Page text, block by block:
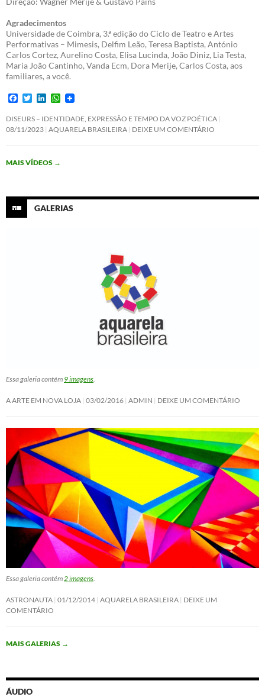
Agradecimentos
Universidade de Coimbra, 3.ª edição do Ciclo de Teatro e Artes
Performativas – Mimesis, Delfim Leão, Teresa Baptista, António
Carlos Cortez, Aurelino Costa, Elisa Lucinda, João Diniz, Lia Testa,
Maria João Cantinho, Vanda Ecm, Dora Merije, Carlos Costa, aos
familiares, a você.
F
c
e
b
o
k
T
i
t
t
e
n
k
e
d
n
W
a
t
s
A
DISEURS – IDENTIDADE, EXPRESSÃO E TEMPO DA VOZ POÉTICA
08/11/2023 AQUARELA BRASILEIRA DEIXE UM COMENTÁRIO
MAIS VÍDEOS →
GALERIAS
Essa galeria contém 9 imagens
A ARTE EM NOVA LOJA 03/02/2016 ADMIN DEIXE UM COMENTÁRIO
Essa galeria contém 2 imagens
ASTRONAUTA 01/12/2014 AQUARELA BRASILEIRA DEIXE UM
COMENTÁRIO
MAIS GALERIAS →
ÁUDIO